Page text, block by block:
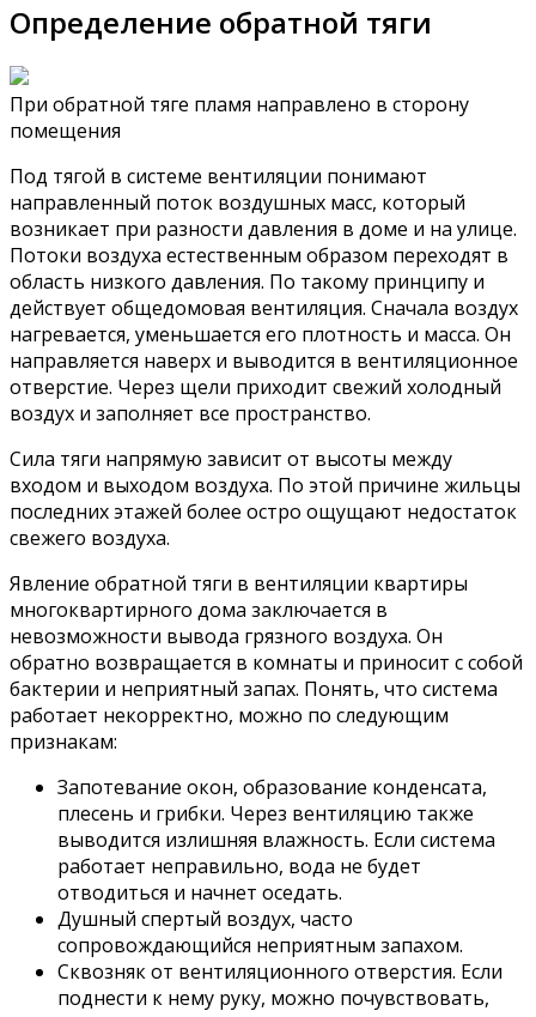
Определение обратной тяги
При обратной тяге пламя направлено в сторону
помещения
Под тягой в системе вентиляции понимают
направленный поток воздушных масс, который
возникает при разности давления в доме и на улице.
Потоки воздуха естественным образом переходят в
область низкого давления. По такому принципу и
действует общедомовая вентиляция. Сначала воздух
нагревается, уменьшается его плотность и масса. Он
направляется наверх и выводится в вентиляционное
отверстие. Через щели приходит свежий холодный
воздух и заполняет все пространство.
Сила тяги напрямую зависит от высоты между
входом и выходом воздуха. По этой причине жильцы
последних этажей более остро ощущают недостаток
свежего воздуха.
Явление обратной тяги в вентиляции квартиры
многоквартирного дома заключается в
невозможности вывода грязного воздуха. Он
обратно возвращается в комнаты и приносит с собой
бактерии и неприятный запах. Понять, что система
работает некорректно, можно по следующим
признакам:
Запотевание окон, образование конденсата,
плесень и грибки. Через вентиляцию также
выводится излишняя влажность. Если система
работает неправильно, вода не будет
отводиться и начнет оседать.
Душный спертый воздух, часто
сопровождающийся неприятным запахом.
Сквозняк от вентиляционного отверстия. Если
поднести к нему руку, можно почувствовать,